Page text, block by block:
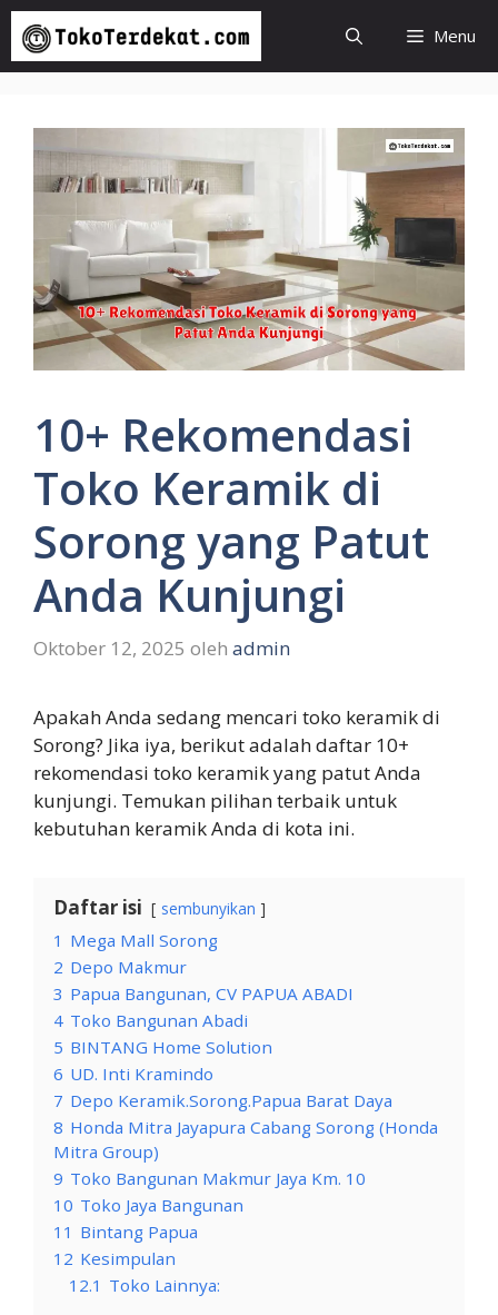
Langsung
isi
Menu
10+ Rekomendasi
Toko Keramik di
Sorong yang Patut
Anda Kunjungi
Oktober 12, 2025 oleh admin
Apakah Anda sedang mencari toko keramik di
Sorong? Jika iya, berikut adalah daftar 10+
rekomendasi toko keramik yang patut Anda
kunjungi. Temukan pilihan terbaik untuk
kebutuhan keramik Anda di kota ini.
Daftar isi sembunyikan
1 Mega Mall Sorong
2 Depo Makmur
3 Papua Bangunan, CV PAPUA ABADI
4 Toko Bangunan Abadi
5 BINTANG Home Solution
6 UD. Inti Kramindo
7 Depo Keramik.Sorong.Papua Barat Daya
8 Honda Mitra Jayapura Cabang Sorong (Honda
Mitra Group)
9 Toko Bangunan Makmur Jaya Km. 10
10 Toko Jaya Bangunan
11 Bintang Papua
12 Kesimpulan
12.1 Toko Lainnya: